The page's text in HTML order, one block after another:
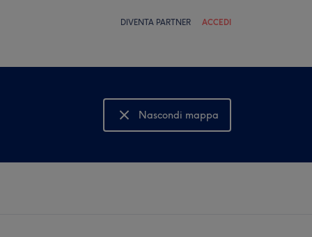
DIVENTA PARTNER ACCEDI
Nascondi mappa
Mostra mappa